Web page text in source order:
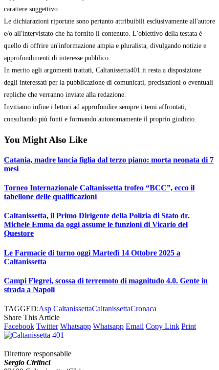
carattere soggettivo.
Le dichiarazioni riportate sono pertanto attribuibili esclusivamente all'autore
e/o all'intervistato che ha fornito il contenuto. L'obiettivo della testata è
quello di offrire un'informazione ampia e pluralista, divulgando notizie e
approfondimenti di interesse pubblico.
In merito agli argomenti trattati, Caltanissetta401.it resta a disposizione
degli interessati per la pubblicazione di comunicati, precisazioni o eventuali
repliche che verranno inviate alla redazione.
Invitiamo infine i lettori ad approfondire sempre i temi affrontati,
consultando più fonti e formando autonomamente il proprio giudizio.
You Might Also Like
Catania, madre lancia figlia dal terzo piano: morta neonata di 7
mesi
Torneo Internazionale Caltanissetta trofeo “BCC”, ecco il
tabellone delle qualificazioni
Caltanissetta, il Primo Dirigente della Polizia di Stato dr.
Michele Emma da oggi assume le funzioni di Vicario del
Questore
Le Farmacie di turno oggi Martedì 14 Ottobre 2025 a
Caltanissetta
Campi Flegrei, scossa di terremoto di magnitudo 4.0. Gente in
strada a Napoli
TAGGED:Asp CaltanissettaCaltanissettaCronaca
Share This Article
Facebook Twitter Whatsapp Whatsapp Email Copy Link Print
Direttore responsabile
Sergio Cirlinci